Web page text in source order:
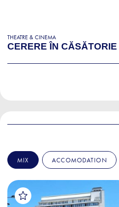
THEATRE & CINEMA
CERERE ÎN CĂSĂTORIE
MIX ACCOMODATION